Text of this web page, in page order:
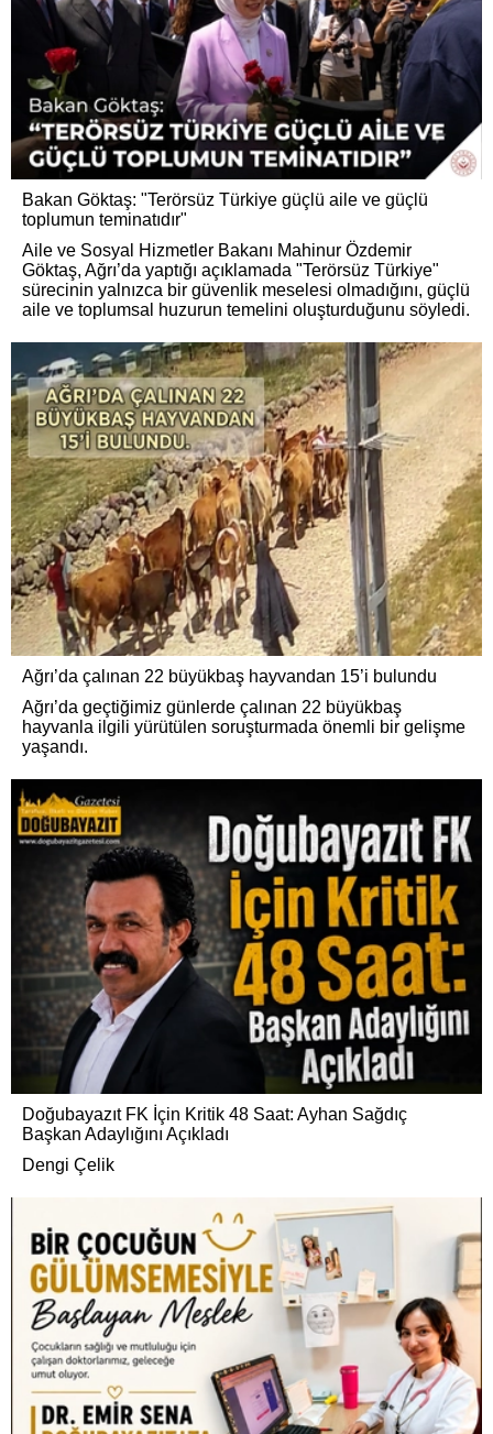
Bakan Göktaş: "Terörsüz Türkiye güçlü aile ve güçlü
toplumun teminatıdır"
Aile ve Sosyal Hizmetler Bakanı Mahinur Özdemir
Göktaş, Ağrı’da yaptığı açıklamada "Terörsüz Türkiye"
sürecinin yalnızca bir güvenlik meselesi olmadığını, güçlü
aile ve toplumsal huzurun temelini oluşturduğunu söyledi.
Ağrı’da çalınan 22 büyükbaş hayvandan 15’i bulundu
Ağrı’da geçtiğimiz günlerde çalınan 22 büyükbaş
hayvanla ilgili yürütülen soruşturmada önemli bir gelişme
yaşandı.
Doğubayazıt FK İçin Kritik 48 Saat: Ayhan Sağdıç
Başkan Adaylığını Açıkladı
Dengi Çelik